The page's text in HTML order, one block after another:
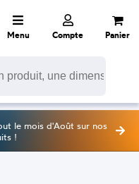
Menu Compte Panier
le mois d'Août sur nos
!